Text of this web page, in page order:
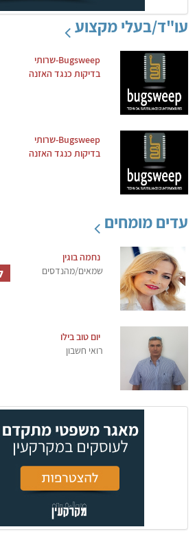
עו"ד/בעלי מקצוע
Bugsweep-שרותי
בדיקות כנגד האזנה
Bugsweep-שרותי
בדיקות כנגד האזנה
עדים מומחים
נחמה בוגין
שמאים/מהנדסים
יום טוב בילו
רואי חשבון